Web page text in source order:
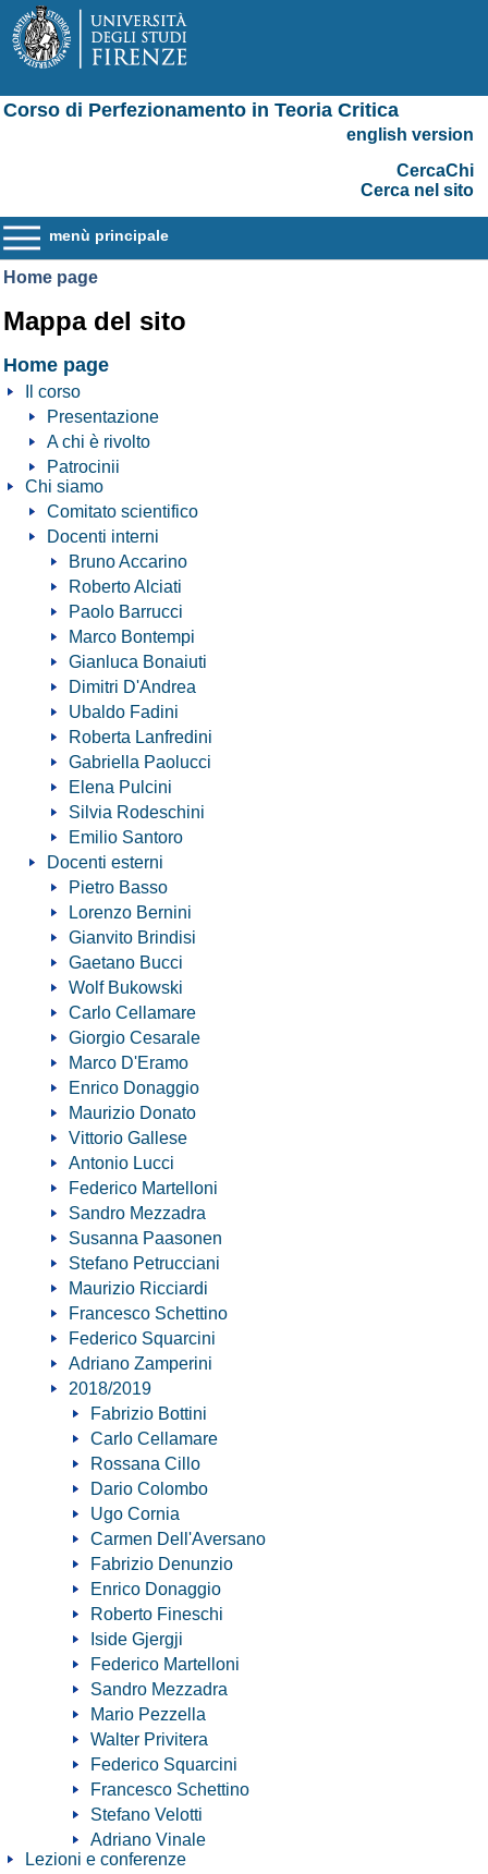
Corso di Perfezionamento in Teoria Critica
english version
CercaChi
Cerca nel sito
menù principale
Home page
Mappa del sito
Home page
Il corso
Presentazione
A chi è rivolto
Patrocinii
Chi siamo
Comitato scientifico
Docenti interni
Bruno Accarino
Roberto Alciati
Paolo Barrucci
Marco Bontempi
Gianluca Bonaiuti
Dimitri D'Andrea
Ubaldo Fadini
Roberta Lanfredini
Gabriella Paolucci
Elena Pulcini
Silvia Rodeschini
Emilio Santoro
Docenti esterni
Pietro Basso
Lorenzo Bernini
Gianvito Brindisi
Gaetano Bucci
Wolf Bukowski
Carlo Cellamare
Giorgio Cesarale
Marco D'Eramo
Enrico Donaggio
Maurizio Donato
Vittorio Gallese
Antonio Lucci
Federico Martelloni
Sandro Mezzadra
Susanna Paasonen
Stefano Petrucciani
Maurizio Ricciardi
Francesco Schettino
Federico Squarcini
Adriano Zamperini
2018/2019
Fabrizio Bottini
Carlo Cellamare
Rossana Cillo
Dario Colombo
Ugo Cornia
Carmen Dell'Aversano
Fabrizio Denunzio
Enrico Donaggio
Roberto Fineschi
Iside Gjergji
Federico Martelloni
Sandro Mezzadra
Mario Pezzella
Walter Privitera
Federico Squarcini
Francesco Schettino
Stefano Velotti
Adriano Vinale
Lezioni e conferenze